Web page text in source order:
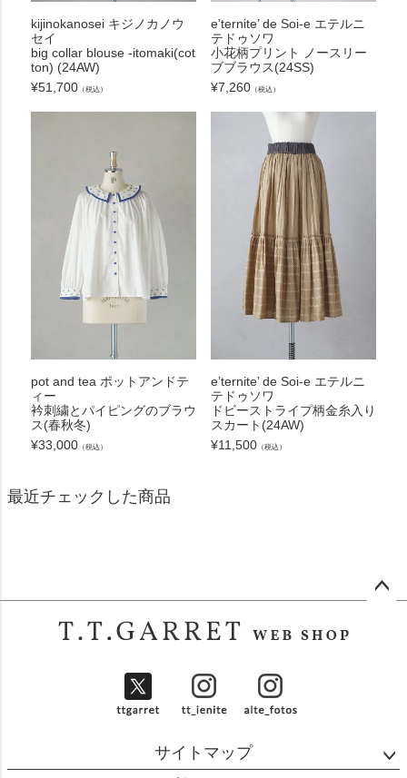
kijinokanosei キジノカノウ
セイ
big collar blouse -itomaki(cot
ton) (24AW)
¥51,700（税込）
e’ternite’ de Soi-e エテルニ
テドゥソワ
小花柄プリント ノースリー
ブブラウス(24SS)
¥7,260 （税込）
pot and tea ポットアンドテ
ィー
衿刺繍とパイピングのブラウ
ス(春秋冬)
¥33,000（税込）
e’ternite’ de Soi-e エテルニ
テドゥソワ
ドビーストライプ柄金糸入り
スカート(24AW)
¥11,500 （税込）
最近チェックした商品
サイトマップ